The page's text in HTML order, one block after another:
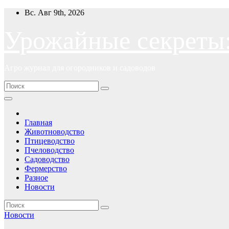
ПерейтиВс. Авг 9th, 2026
Главная
Животноводство
Птицеводство
Пчеловодство
Садоводство
Фермерство
Разное
Новости
Новости